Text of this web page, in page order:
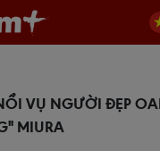
VỤ NGƯỜI ĐẸP
MIURA